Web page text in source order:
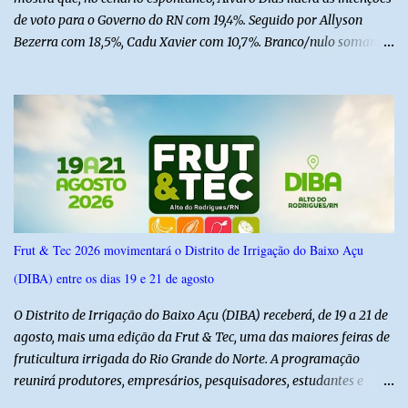
de voto para o Governo do RN com 19,4%. Seguido por Allyson
Bezerra com 18,5%, Cadu Xavier com 10,7%. Branco/nulo somaram
do Norte entre os dias 18 e 22 de junho de 2026. O levantamento
possui margem de erro de 2,5 pontos percentuais e nível de
confiança de 95%. Registro no TSE: RN-09520/2026
Frut & Tec 2026 movimentará o Distrito de Irrigação do Baixo Açu
(DIBA) entre os dias 19 e 21 de agosto
O Distrito de Irrigação do Baixo Açu (DIBA) receberá, de 19 a 21 de
agosto, mais uma edição da Frut & Tec, uma das maiores feiras de
fruticultura irrigada do Rio Grande do Norte. A programação
reunirá produtores, empresários, pesquisadores, estudantes e